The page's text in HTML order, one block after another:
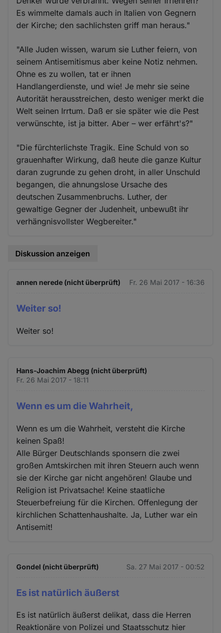
Es wimmelte damals auch in Italien von Gegnern
der Kirche; den sachlichsten griff man heraus."
"Alle Juden wissen, warum sie Luther feiern, von
seinem Antisemitismus aber keine Notiz nehmen.
Ohne es zu wollen, tat er ihnen
Handlangerdienste, und wie! Je mehr sie seine
Autorität herausstreichen, desto weniger merkt die
Welt seinen Irrtum. Daß er sie später wie die Pest
verwünschte, ist ja bitter. Aber – wer erfährt's?"
"Die fürchterlichste Tragik. Eine Schuld von so
grauenhafter Wirkung, daß heute die ganze Kultur
daran zugrunde zu gehen droht, in aller Unschuld
begangen, die ahnungslose Ursache des
deutschen Zusammenbruchs. Luther, der
gewaltige Gegner der Judenheit, unbewußt ihr
verhängnisvollster Wegbereiter."
Diskussion anzeigen
annen nerede (nicht überprüft) Fr. 26 Mai 2017 - 16:36
Weiter so!
Weiter so!
Hans-Joachim Abegg (nicht überprüft)
Fr. 26 Mai 2017 - 18:11
Wenn es um die Wahrheit,
Wenn es um die Wahrheit, versteht die Kirche
keinen Spaß!
Alle Bürger Deutschlands sponsern die zwei
großen Amtskirchen mit ihren Steuern auch wenn
sie der Kirche gar nicht angehören! Glaube und
Religion ist Privatsache! Keine staatliche
Steuerbefreiung für die Kirchen. Offenlegung der
kirchlichen Schattenhaushalte. Ja, Luther war ein
Antisemit!
Gondel (nicht überprüft) Sa. 27 Mai 2017 - 00:52
Es ist natürlich äußerst
Es ist natürlich äußerst delikat, dass die Herren
Reaktionäre von Polizei und Staatsschutz hier